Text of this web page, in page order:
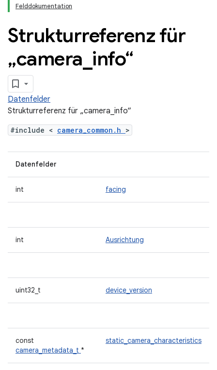
Felddokumentation
Strukturreferenz für
„camera info“
Datenfelder
Strukturreferenz für „camera_info“
#include < camera_common.h >
Datenfelder
int facing
int Ausrichtung
uint32_t device_version
const
camera_metadata_t *
static_camera_characteristics